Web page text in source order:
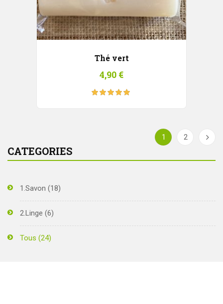
CATEGORIES
1.Savon (18)
2.Linge (6)
Tous (24)
Thé vert
4,90 €
1 2